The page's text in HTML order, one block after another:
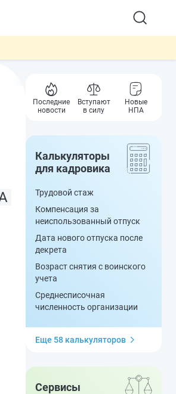
Последние
новости
Вступают
в силу
Новые
НПА
Калькуляторы
для кадровика
Трудовой стаж
Компенсация за
неиспользованный отпуск
Дата нового отпуска после
декрета
Возраст снятия с воинского
учета
Среднесписочная
численность организации
Еще 58 калькуляторов
Сервисы